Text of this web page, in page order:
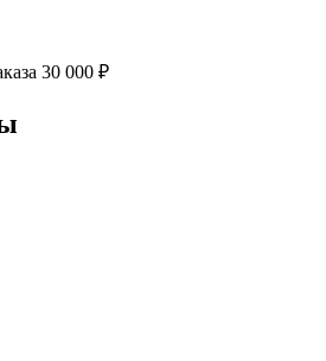
30 000 ₽